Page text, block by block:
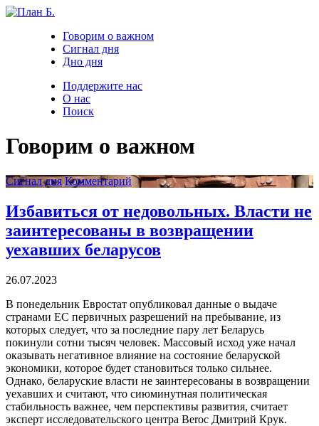
Говорим о важном
Сигнал дня
Дно дня
Поддержите нас
О нас
Поиск
Говорим о важном
Сигнал дня Комментарий
Избавиться от недовольных. Власти не
заинтересованы в возвращении
уехавших беларусов
26.07.2023
В понедельник Евростат опубликовал данные о выдаче
странами ЕС первичных разрешений на пребывание, из
которых следует, что за последние пару лет Беларусь
покинули сотни тысяч человек. Массовый исход уже начал
оказывать негативное влияние на состояние беларуской
экономики, которое будет становиться только сильнее.
Однако, беларуские власти не заинтересованы в возвращении
уехавших и считают, что сиюминутная политическая
стабильность важнее, чем перспективы развития, считает
эксперт исследовательского центра Beroc Дмитрий Крук.